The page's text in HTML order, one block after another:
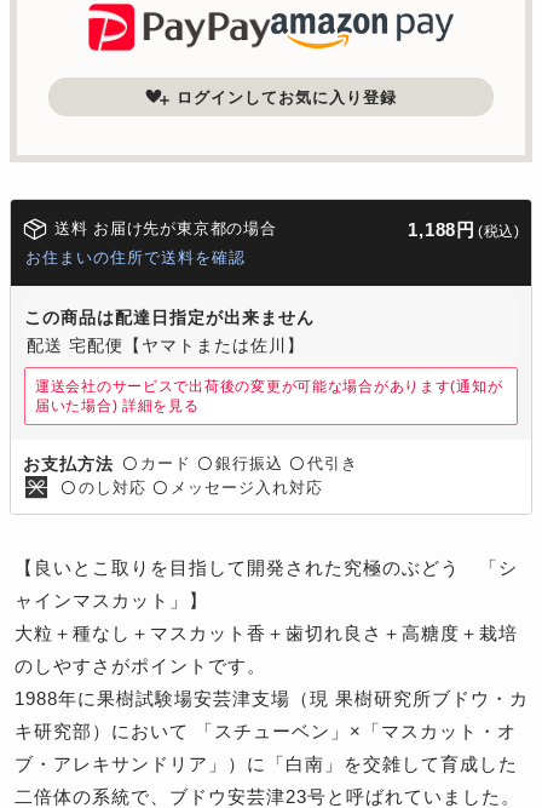
ログインしてお気に入り登録
送料 お届け先が東京都の場合 1,188円 (税込)
お住まいの住所で送料を確認
この商品は配達日指定が出来ません
配送 宅配便【ヤマトまたは佐川】
運送会社のサービスで出荷後の変更が可能な場合があります(通知が
届いた場合) 詳細を見る
お支払方法 〇 カード 〇 銀行振込 〇 代引き
〇 のし対応 〇 メッセージ入れ対応
【良いとこ取りを目指して開発された究極のぶどう 「シ
ャインマスカット」】
大粒＋種なし＋マスカット香＋歯切れ良さ＋高糖度＋栽培
のしやすさがポイントです。
1988年に果樹試験場安芸津支場（現 果樹研究所ブドウ・カ
キ研究部）において 「スチューベン」×「マスカット・オ
ブ・アレキサンドリア」）に「白南」を交雑して育成した
二倍体の系統で、ブドウ安芸津23号と呼ばれていました。